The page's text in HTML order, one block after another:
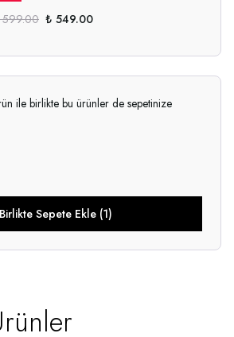
599.00 ₺ 549.00
ile birlikte bu ürünler de sepetinize
Birlikte Sepete Ekle (1)